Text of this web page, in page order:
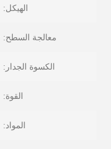
الهيكل:
معالجة السطح:
الكسوة الجدار:
القوة:
المواد: